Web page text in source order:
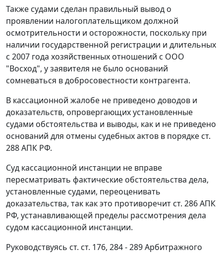
Также судами сделан правильный вывод о
проявлении налогоплательщиком должной
осмотрительности и осторожности, поскольку при
наличии государственной регистрации и длительных
с 2007 года хозяйственных отношений с ООО
"Восход", у заявителя не было оснований
сомневаться в добросовестности контрагента.
В кассационной жалобе не приведено доводов и
доказательств, опровергающих установленные
судами обстоятельства и выводы, как и не приведено
оснований для отмены судебных актов в порядке ст.
288АПК РФ.
Суд кассационной инстанции не вправе
пересматривать фактические обстоятельства дела,
установленные судами, переоценивать
доказательства, так как это противоречит ст. 286АПК
РФ, устанавливающей пределы рассмотрения дела
судом кассационной инстанции.
Руководствуясь ст. ст. 176, 284 - 289Арбитражного